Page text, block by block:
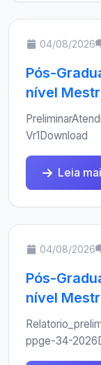
04/08/2026
Pós-
nível
Vr1Download
Leia
04/08/2026
Pós-
nível
ppge-34-